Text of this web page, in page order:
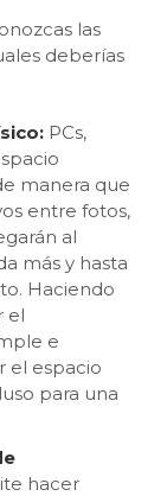
las
deberías
PCs,
manera que
entre fotos,
al
más y hasta
Haciendo
el
e
el espacio
para una
hacer